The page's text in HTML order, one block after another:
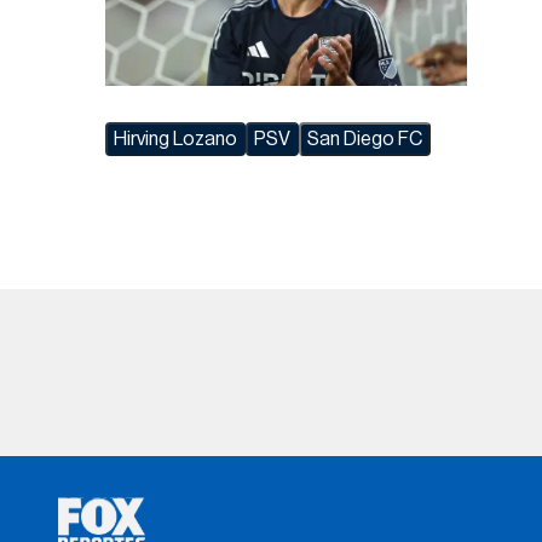
Hirving Lozano PSV San Diego FC